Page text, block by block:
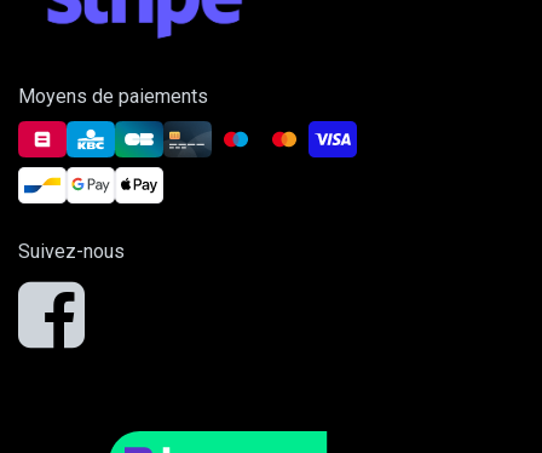
Moyens de paiements
Suivez-nous